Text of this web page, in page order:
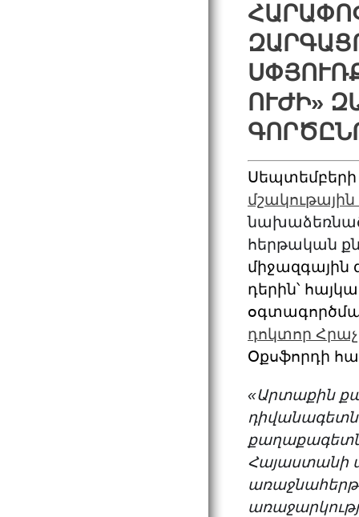
ՈՒԺԻ»
Սեպտեմբերի
հերթական
միջազգային
դերին՝
դոկտոր Հրաչ
Օքսֆորդի
«Արտաքին
Հայաստանի